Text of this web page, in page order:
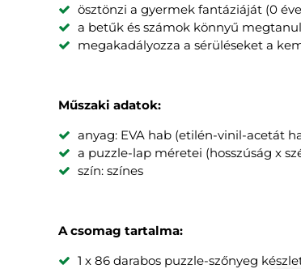
ösztönzi a gyermek fantáziáját (0
a betűk és számok könnyű
megakadályozza a sérüléseket a
Műszaki adatok:
anyag: EVA hab (etilén-vinil-acetát
a puzzle-lap méretei (hosszúság x
szín: színes
A csomag tartalma:
1 x 86 darabos puzzle-szőnyeg